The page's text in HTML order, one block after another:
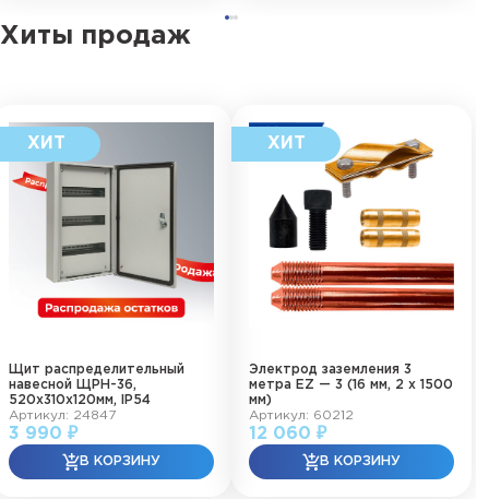
Хиты продаж
Щит распределительный
навесной ЩРН-36,
520х310х120мм, IP54
Артикул: 24847
3 990 ₽
Электрод заземления 3
метра EZ — 3 (16 мм, 2 х 1500
мм)
Артикул: 60212
12 060 ₽